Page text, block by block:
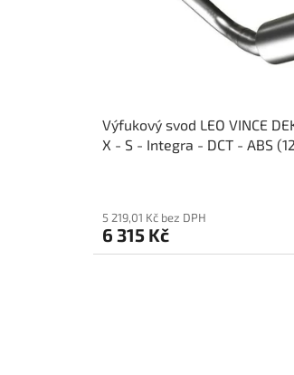
Výfukový svod LEO VINCE
X - S - Integra - DCT - ABS
5 219,01 Kč bez DPH
6 315 Kč